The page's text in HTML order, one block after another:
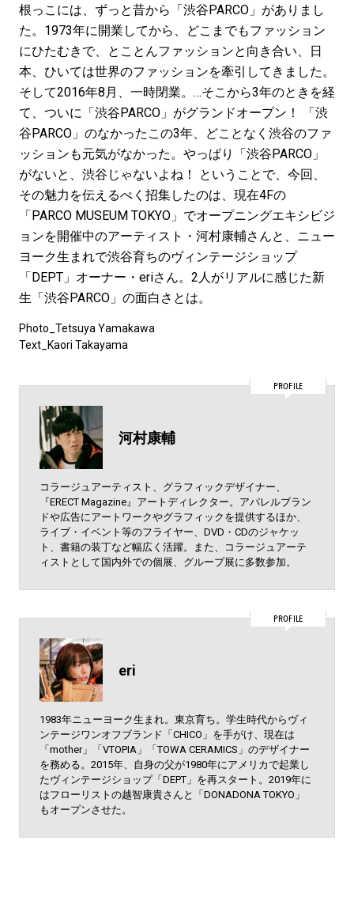
根っこには、ずっと昔から「渋谷PARCO」がありまし
た。1973年に開業してから、どこまでもファッション
にひたむきで、とことんファッションと向き合い、日
本、ひいては世界のファッションを牽引してきました。
そして2016年8月、一時閉業。…そこから3年のときを経
て、ついに「渋谷PARCO」がグランドオープン！ 「渋
谷PARCO」のなかったこの3年、どことなく渋谷のファ
ッションも元気がなかった。やっぱり「渋谷PARCO」
がないと、渋谷じゃないよね！ ということで、今回、
その魅力を伝えるべく招集したのは、現在4Fの
「PARCO MUSEUM TOKYO」でオープニングエキシビジ
ョンを開催中のアーティスト・河村康輔さんと、ニュー
ヨーク生まれで渋谷育ちのヴィンテージショップ
「DEPT」オーナー・eriさん。2人がリアルに感じた新
生「渋谷PARCO」の面白さとは。
Photo_Tetsuya Yamakawa
Text_Kaori Takayama
PROFILE
河村康輔
コラージュアーティスト、グラフィックデザイナー、
『ERECT Magazine』アートディレクター。アパレルブラン
ドや広告にアートワークやグラフィックを提供するほか、
ライブ・イベント等のフライヤー、DVD・CDのジャケッ
ト、書籍の装丁など幅広く活躍。また、コラージュアーテ
ィストとして国内外での個展、グループ展に多数参加。
PROFILE
eri
1983年ニューヨーク生まれ。東京育ち。学生時代からヴィ
ンテージワンオフブランド「CHICO」を手がけ、現在は
「mother」「VTOPIA」「TOWA CERAMICS」のデザイナー
を務める。2015年、自身の父が1980年にアメリカで起業し
たヴィンテージショップ「DEPT」を再スタート。2019年に
はフローリストの越智康貴さんと「DONADONA TOKYO」
もオープンさせた。